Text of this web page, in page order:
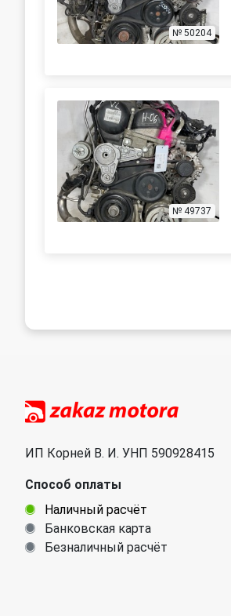
№ 50204
№ 49737
ИП Корней В. И. УНП 590928415
Способ оплаты
Наличный расчёт
Банковская карта
Безналичный расчёт